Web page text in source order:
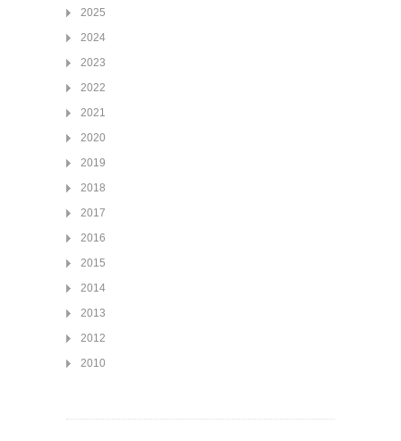
2025
2024
2023
2022
2021
2020
2019
2018
2017
2016
2015
2014
2013
2012
2010